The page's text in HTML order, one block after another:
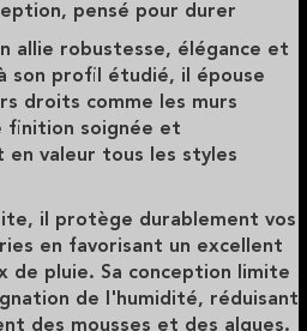
pensé pour durer
allie robustesse, élégance et
son profil étudié, il épouse
droits comme les murs
finition soignée et
en valeur tous les styles
il protège durablement vos
en favorisant un excellent
de pluie. Sa conception limite
de l'humidité, réduisant
des mousses et des algues.